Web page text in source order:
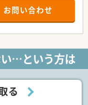
す。
制をとっているため安心
っており、想定される年収
支給され過去には3.6カ月
です。
お問い合わせ
…という方は
る